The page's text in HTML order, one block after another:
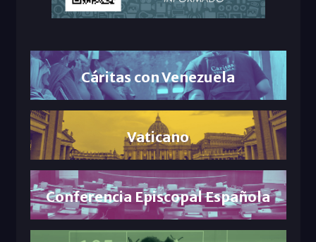
Cáritas con Venezuela
Vaticano
Conferencia Episcopal Española